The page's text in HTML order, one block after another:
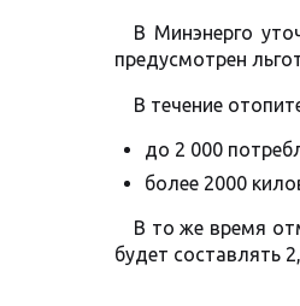
В Минэнерго
предусмотрен
В течение
до 2 000
более 2000
В то же время
будет составлять